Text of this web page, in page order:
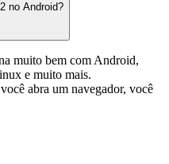
no Android?
muito bem com Android,
e muito mais.
abra um navegador, você